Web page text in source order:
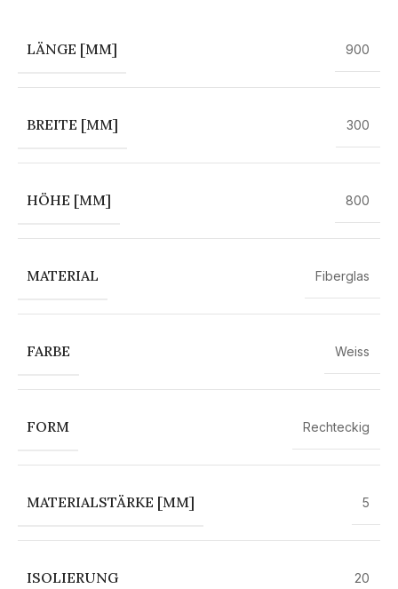
LÄNGE [MM] 900
BREITE [MM] 300
HÖHE [MM] 800
MATERIAL Fiberglas
FARBE Weiss
FORM Rechteckig
MATERIALSTÄRKE [MM] 5
ISOLIERUNG 20